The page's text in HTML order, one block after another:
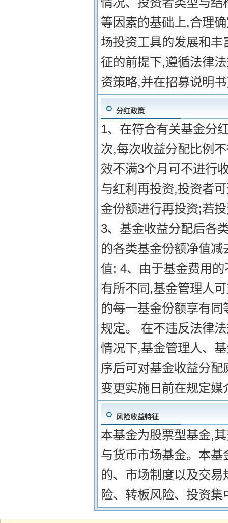
等因素的基础上,合理
场投资工具的发展和
征的前提下,遵循法律
资策略,并在招募说明
分红政策
1、在符合有关基金分
次,每次收益分配比例
效不满3个月可不进行
与红利再投资,投资者
金份额进行再投资;若
3、基金收益分配后各
的各类基金份额净值
值; 4、由于基金费用
有所不同,基金管理人
的每一基金份额享有
规定。 在不违反法律
情况下,基金管理人、
序后可对基金收益分
变更实施日前在规定媒
风险收益特征
本基金为股票型基金,
与货币市场基金。本
的、市场制度以及交
险、转板风险、投资